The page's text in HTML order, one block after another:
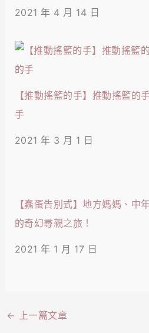
2021 年 4 月 14 日
【推動搖籃的手】推動搖籃的
手
2021 年 3 月 1 日
【蠢蛋告別式】地方媽媽、中
的奇幻尋親之旅！
2021 年 1 月 17 日
← 上一篇文章